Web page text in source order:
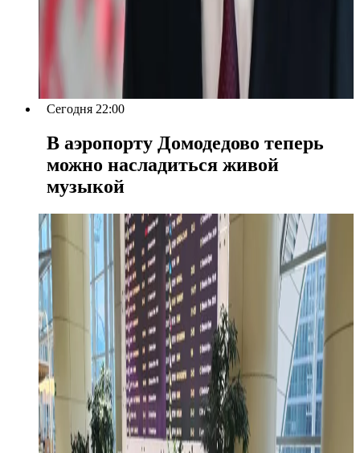
Сегодня 22:00
В аэропорту Домодедово теперь
можно насладиться живой
музыкой